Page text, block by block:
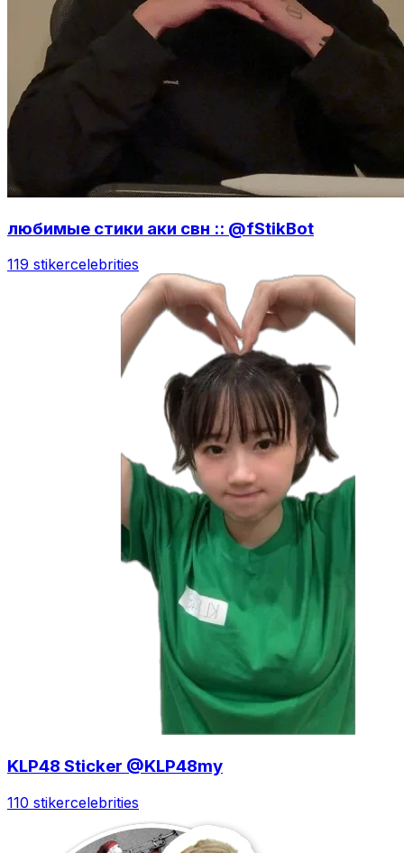
любимые стики аки свн :: @fStikBot
119 stikercelebrities
KLP48 Sticker @KLP48my
110 stikercelebrities